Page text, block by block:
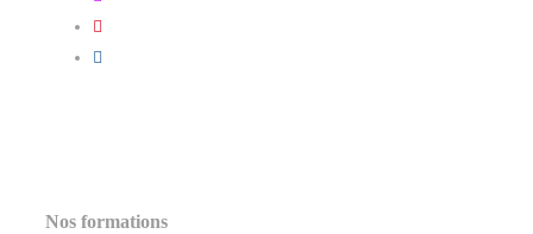
Nos formations